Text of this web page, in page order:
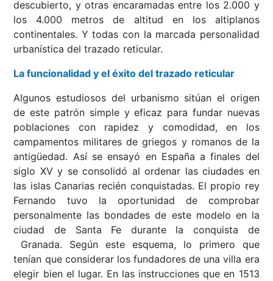
descubierto, y otras encaramadas entre los 2.000 y
los 4.000 metros de altitud en los altiplanos
continentales. Y todas con la marcada personalidad
urbanística del trazado reticular.
La funcionalidad y el éxito del trazado reticular
Algunos estudiosos del urbanismo sitúan el origen
de este patrón simple y eficaz para fundar nuevas
poblaciones con rapidez y comodidad, en los
campamentos militares de griegos y romanos de la
antigüedad. Así se ensayó en España a finales del
siglo XV y se consolidó al ordenar las ciudades en
las islas Canarias recién conquistadas. El propio rey
Fernando tuvo la oportunidad de comprobar
personalmente las bondades de este modelo en la
ciudad de Santa Fe durante la conquista de
Granada. Según este esquema, lo primero que
tenían que considerar los fundadores de una villa era
elegir bien el lugar. En las instrucciones que en 1513